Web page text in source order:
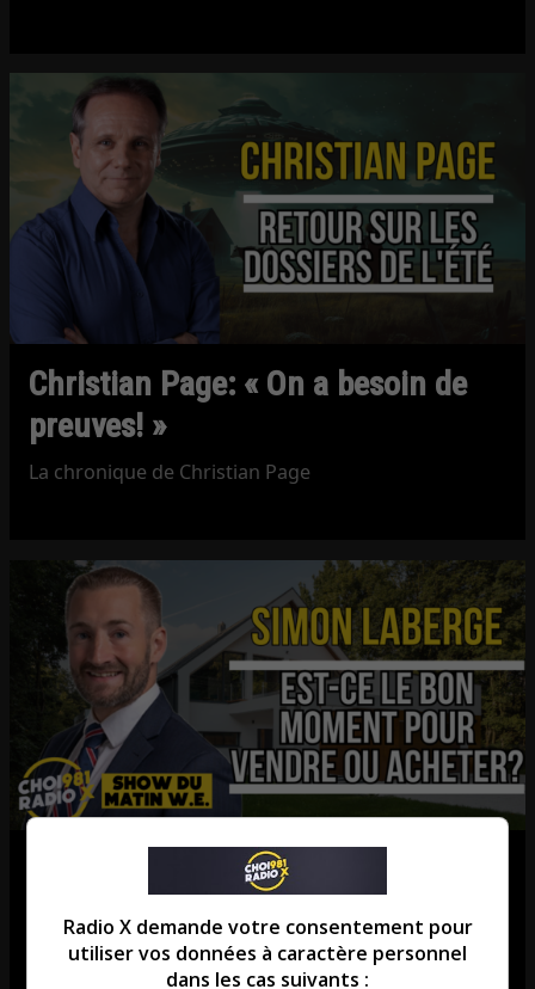
Christian Page: « On a besoin de
preuves! »
La chronique de Christian Page
Est-ce le bon moment pour vendre
ou acheter?
La chronique de Simon Laberge
Radio X demande votre consentement pour
utiliser vos données à caractère personnel
dans les cas suivants :